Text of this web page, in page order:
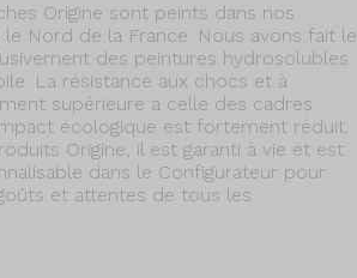
Origine sont peints dans nos
Nord de la France. Nous avons fait le
des peintures hydrosolubles
La résistance aux chocs et à
supérieure à celle des cadres
écologique est fortement réduit.
Origine, il est garanti à vie et est
dans le Configurateur pour
et attentes de tous les